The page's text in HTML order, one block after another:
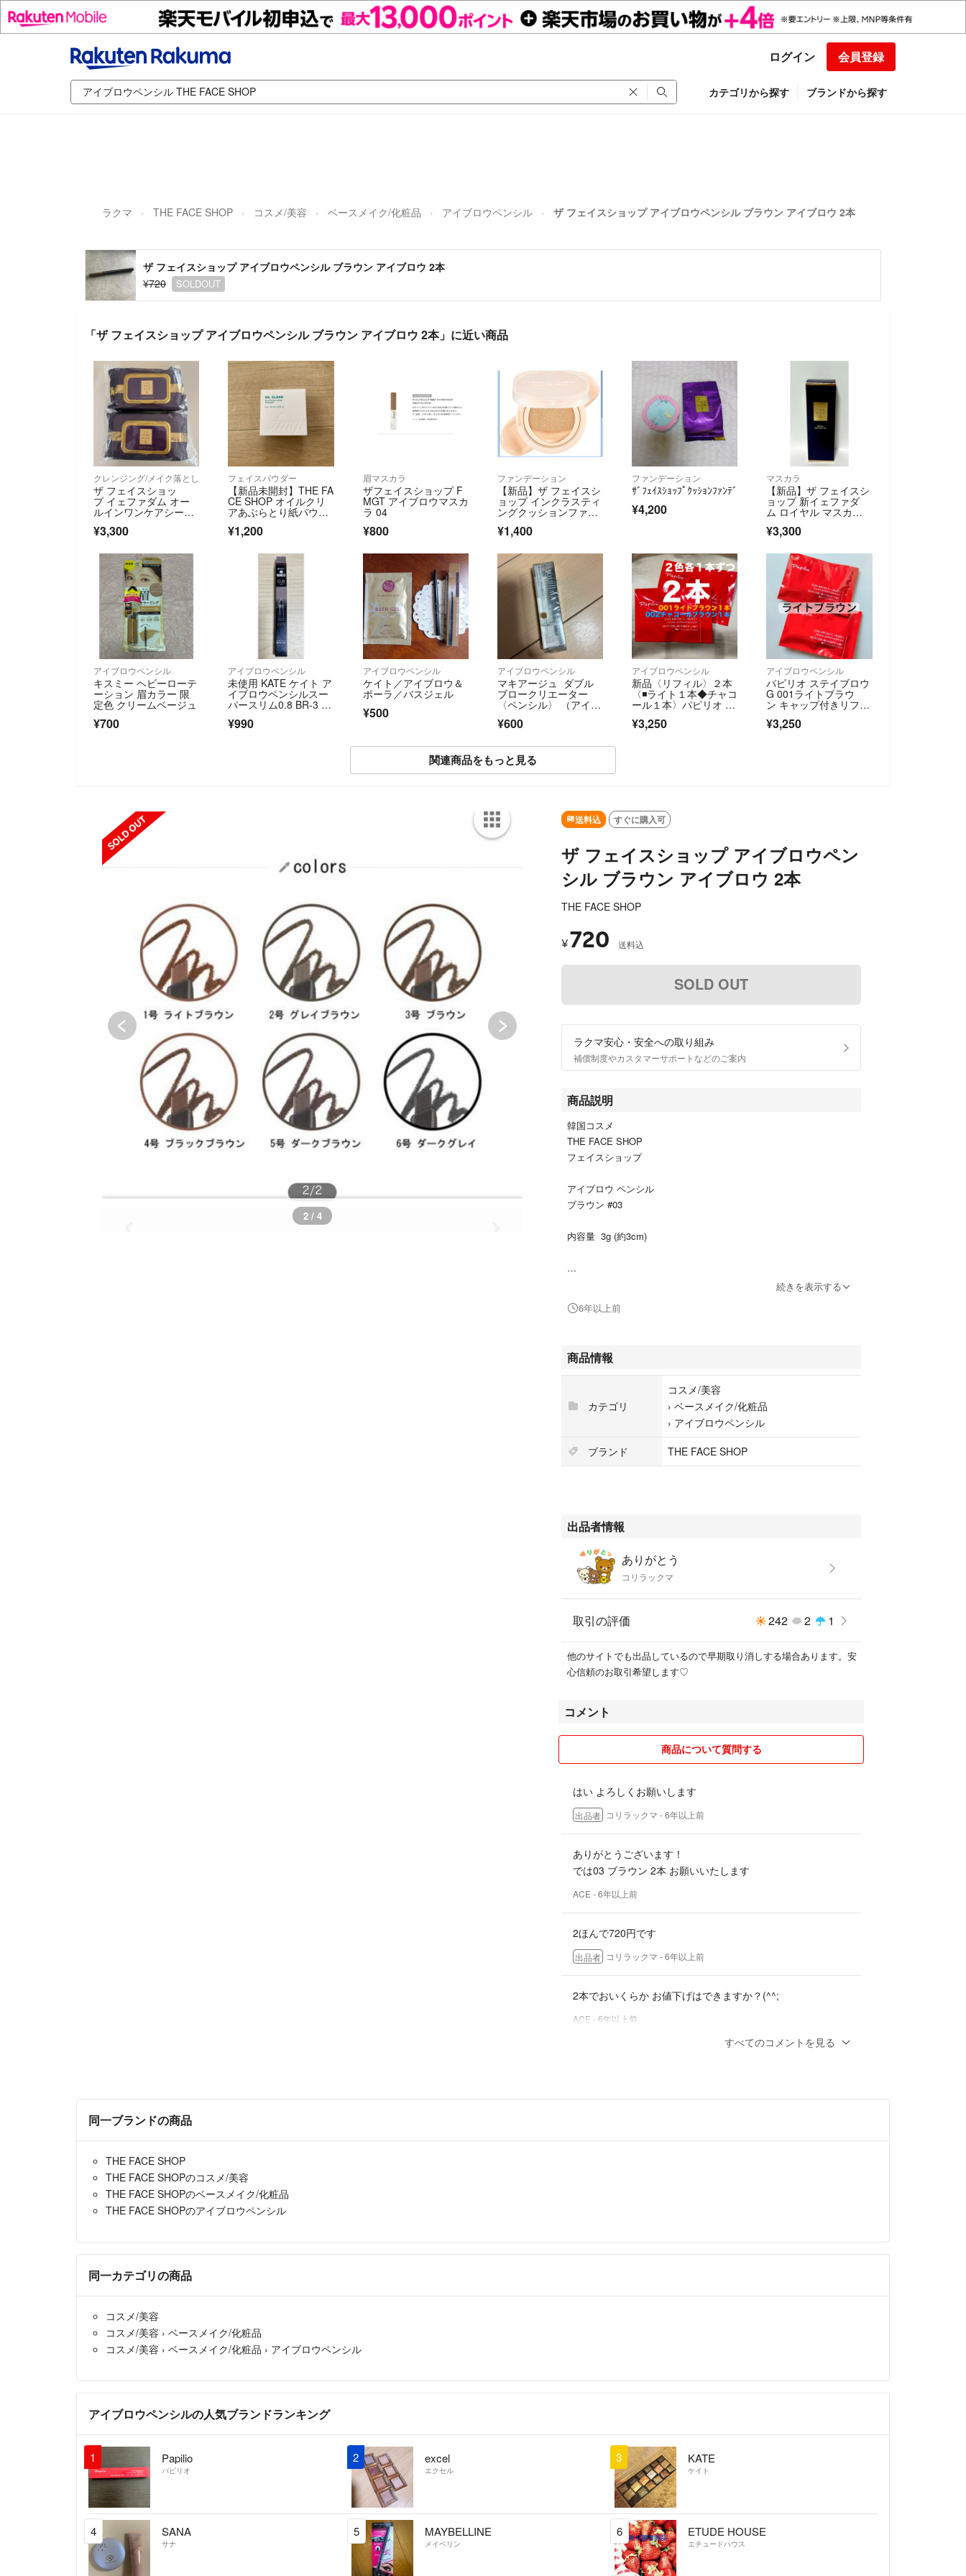
ログイン 会員登録
カテゴリから探す ブランドから探す
ラクマ THE FACE SHOP コスメ/美容 ベースメイク/化粧品 アイブロウペンシル ザ フェイスショップ アイブロウペンシル ブラウン アイブロウ 2本
ザ フェイスショップ アイブロウペンシル ブラウン アイブロウ 2本
¥720
SOLDOUT
「ザ フェイスショップ アイブロウペンシル ブラウン アイブロウ 2本」に近い商品
クレンジング/メイク落とし
ザ フェイスショッ
プ イェファダム オー
ルインワンケアシー
ト 50枚入 2パック
¥3,300
フェイスパウダー
【新品未開封】THE FA
CE SHOP オイルクリ
アあぶらとり紙パウダ
¥1,200
眉マスカラ
ザフェイスショップ F
MGT アイブロウマスカ
ラ 04
¥800
ファンデーション
【新品】ザ フェイスシ
ョップ インクラスティ
ングクッションファン
デーション
¥1,400
ファンデーション
ｻﾞﾌｪｲｽｼｮｯﾌﾟｸｯｼｮﾝﾌｧﾝﾃﾞ
¥4,200
マスカラ
【新品】ザ フェイスシ
ョップ 新イェファダ
ム ロイヤル マスカ
ラ ＥＸ1個
¥3,300
アイブロウペンシル
キスミー ヘビーローテ
ーション 眉カラー 限
定色 クリームベージュ
¥700
アイブロウペンシル
未使用 KATE ケイト ア
イブロウペンシルスー
パースリム0.8 BR-3 ナ
け付き
¥990
アイブロウペンシル
ケイト／アイブロウ＆
ポーラ／バスジェル
¥500
アイブロウペンシル
マキアージュ ダブル
ブロークリエーター
〈ペンシル〉 （アイブ
R711
¥600
アイブロウペンシル
新品〈リフィル〉２本
〈◾️ライト１本◆チャコ
ール１本〉パピリオ ス
¥3,250
アイブロウペンシル
パピリオ ステイブロウ
G 001ライトブラウ
ン キャップ付きリフィ
¥3,250
関連商品をもっと見る
3 / 4
送料込 すぐに購入可
ザ フェイスショップ アイブロウペン
シル ブラウン アイブロウ 2本
THE FACE SHOP
¥720 送料込
SOLD OUT
ラクマ安心・安全への取り組み
補償制度やカスタマーサポートなどのご案内
商品説明
韓国コスメ
THE FACE SHOP
フェイスショップ
アイブロウ ペンシル
ブラウン #03
内容量 3g (約3cm)
同梱ならお値下げできる場合があります
#THE FACE SHOP
#韓国
#ペンシル
続きを表示する
6年以上前
商品情報
カテゴリ
コスメ/美容
› ベースメイク/化粧品
› アイブロウペンシル
ブランド
THE FACE SHOP
出品者情報
ありがとう
コリラックマ
取引の評価 242 2 1
他のサイトでも出品しているので早期取り消しする場合あります。安
心信頼のお取引希望します♡
コメント
商品について質問する
はい よろしくお願いします
出品者 コリラックマ - 6年以上前
ありがとうございます！
では03 ブラウン 2本 お願いいたします
ACE - 6年以上前
2ほんで720円です
出品者 コリラックマ - 6年以上前
2本でおいくらか お値下げはできますか？(^^;
ACE - 6年以上前
出品者 コリラックマ- 6年以上前
コメント失礼いたします
すべてのコメントを見る
同一ブランドの商品
THE FACE SHOP
THE FACE SHOPのコスメ/美容
THE FACE SHOPのベースメイク/化粧品
THE FACE SHOPのアイブロウペンシル
同一カテゴリの商品
コスメ/美容
コスメ/美容 › ベースメイク/化粧品
コスメ/美容 › ベースメイク/化粧品 › アイブロウペンシル
アイブロウペンシルの人気ブランドランキング
1 Papilio
パピリオ
2 excel
エクセル
3 KATE
ケイト
4 SANA
サナ
5 MAYBELLINE
メイベリン
6 ETUDE HOUSE
エチュードハウス